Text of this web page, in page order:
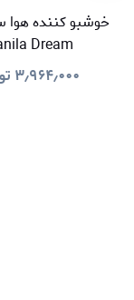
خوشبو کننده هوا
Dream
۳٫۹۶۴٫۰۰۰